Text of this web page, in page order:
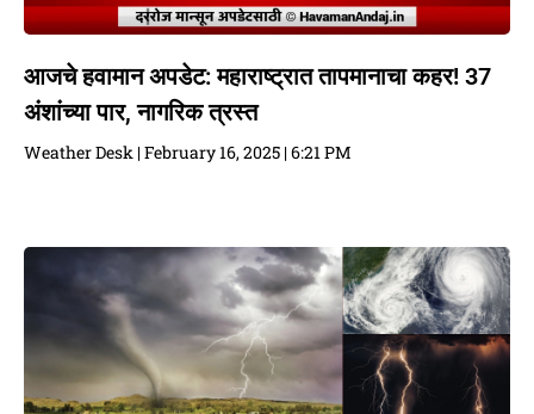
आजचे हवामान अपडेट: महाराष्ट्रात तापमानाचा कहर! 37
अंशांच्या पार, नागरिक त्रस्त
Weather Desk February 16, 2025 6:21 PM